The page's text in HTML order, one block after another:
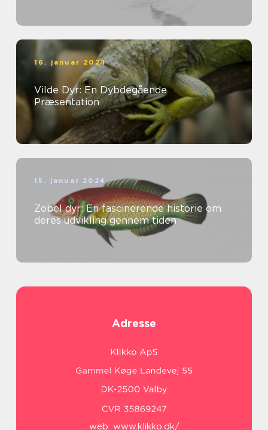
16. januar 2024
Vilde Dyr: En Dybdegående
Præsentation
15. januar 2024
Zobel dyr: En fascinerende historie om
deres udvikling gennem tiden
Adresse
web: www.klikko.dk/